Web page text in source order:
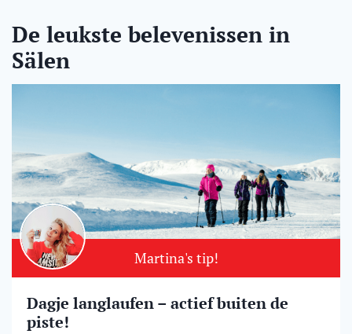
De leukste belevenissen in
Sälen
Martina's tip!
Dagje langlaufen – actief buiten de
piste!